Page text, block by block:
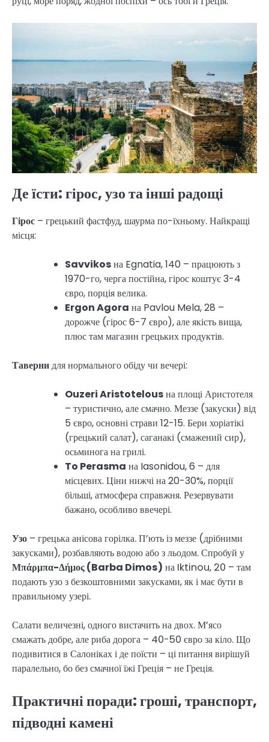
Де їсти: гірос, узо та інші радощі
Гірос – грецький фастфуд, шаурма по-їхньому. Найкращі
місця:
Savvikosна Egnatia, 140 – працюють з
1970-го, черга постійна, гірос коштує 3-4
євро, порція велика.
Ergon Agora на Pavlou Mela, 28 –
дорожче (гірос 6-7 євро), але якість вища,
плюс там магазин грецьких продуктів.
Тавернидля нормального обіду чи вечері:
Ouzeri Aristotelousна площі Аристотеля
– туристично, але смачно. Меззе (закуски) від
5 євро, основні страви 12-15. Бери хоріатікі
(грецький салат), саганакі (смажений сир),
осьминога на грилі.
To Perasma на Iasonidou, 6 – для
місцевих. Ціни нижчі на 20-30%, порції
більші, атмосфера справжня. Резервувати
бажано, особливо ввечері.
Узо – грецька анісова горілка. П’ють із меззе (дрібними
закусками), розбавляють водою або з льодом. Спробуй у
Μπάρμπα-Δήμος (Barba Dimos) на Iktinou, 20 – там
подають узо з безкоштовними закусками, як і має бути в
правильному узері.
Салати величезні, одного вистачить на двох. М’ясо
смажать добре, але риба дорога – 40-50 євро за кіло. Що
подивитися в Салоніках і де поїсти – ці питання вирішуй
паралельно, бо без смачної їжі Греція – не Греція.
Практичні поради: гроші, транспорт,
підводні камені